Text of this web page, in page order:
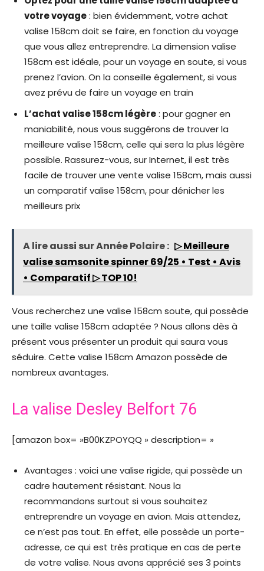
votre voyage: bien évidemment, votre achat
valise 158cm doit se faire, en fonction du voyage
que vous allez entreprendre. La dimension valise
158cm est idéale, pour un voyage en soute, si vous
prenez l’avion. On la conseille également, si vous
avez prévu de faire un voyage en train
L’achat valise 158cm légère: pour gagner en
maniabilité, nous vous suggérons de trouver la
meilleure valise 158cm, celle qui sera la plus légère
possible. Rassurez-vous, sur Internet, il est très
facile de trouver une vente valise 158cm, mais aussi
un comparatif valise 158cm, pour dénicher les
meilleurs prix
A lire aussi sur Année Polaire : ▷ Meilleure
valise samsonite spinner 69/25 • Test • Avis
• Comparatif ▷ TOP 10!
Vous recherchez une valise 158cm soute, qui possède
une taille valise 158cm adaptée ? Nous allons dès à
présent vous présenter un produit qui saura vous
séduire. Cette valise 158cm Amazon possède de
nombreux avantages.
La valise Desley Belfort 76
[amazon box= »B00KZPOYQQ » description= »
Avantages : voici une valise rigide, qui possède un
cadre hautement résistant. Nous la
recommandons surtout si vous souhaitez
entreprendre un voyage en avion. Mais attendez,
ce n’est pas tout. En effet, elle possède un porte-
adresse, ce qui est très pratique en cas de perte
de votre valise. Nous avons apprécié ses 3 points